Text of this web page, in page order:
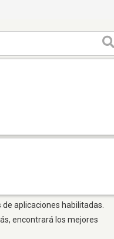
aplicaciones habilitadas.
encontrará los mejores